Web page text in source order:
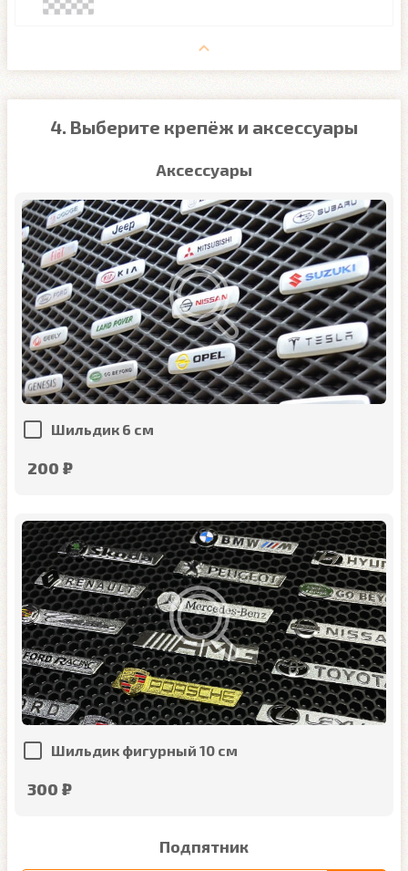
4. Выберите крепёж и аксессуары
Аксессуары
Шильдик 6 см
200 ₽
Шильдик фигурный 10 см
300 ₽
Подпятник